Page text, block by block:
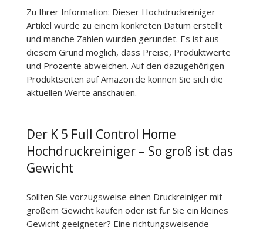
Zu Ihrer Information: Dieser Hochdruckreiniger-
Artikel wurde zu einem konkreten Datum erstellt
und manche Zahlen wurden gerundet. Es ist aus
diesem Grund möglich, dass Preise, Produktwerte
und Prozente abweichen. Auf den dazugehörigen
Produktseiten auf Amazon.de können Sie sich die
aktuellen Werte anschauen.
Der K 5 Full Control Home
Hochdruckreiniger – So groß ist das
Gewicht
Sollten Sie vorzugsweise einen Druckreiniger mit
großem Gewicht kaufen oder ist für Sie ein kleines
Gewicht geeigneter? Eine richtungsweisende